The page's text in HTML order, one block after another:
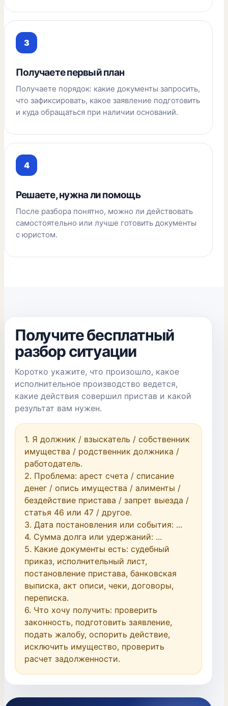
Получаете первый план
Получаете порядок: какие документы запросить,
что зафиксировать, какое заявление подготовить
и куда обращаться при наличии оснований.
Решаете, нужна ли помощь
После разбора понятно, можно ли действовать
самостоятельно или лучше готовить документы
с юристом.
Получите бесплатный
разбор ситуации
Коротко укажите, что произошло, какое
исполнительное производство ведется,
какие действия совершил пристав и какой
результат вам нужен.
1. Я должник / взыскатель / собственник
имущества / родственник должника /
работодатель.
2. Проблема: арест счета / списание
денег / опись имущества / алименты /
бездействие пристава / запрет выезда /
статья 46 или 47 / другое.
3. Дата постановления или события: ...
4. Сумма долга или удержаний: ...
5. Какие документы есть: судебный
приказ, исполнительный лист,
постановление пристава, банковская
выписка, акт описи, чеки, договоры,
переписка.
6. Что хочу получить: проверить
законность, подготовить заявление,
подать жалобу, оспорить действие,
исключить имущество, проверить
расчет задолженности.